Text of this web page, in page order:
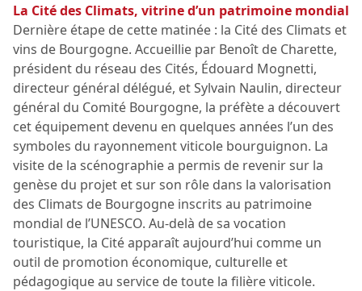
La Cité des Climats, vitrine d’un patrimoine mondial
Dernière étape de cette matinée : la Cité des Climats et
vins de Bourgogne. Accueillie par Benoît de Charette,
président du réseau des Cités, Édouard Mognetti,
directeur général délégué, et Sylvain Naulin, directeur
général du Comité Bourgogne, la préfète a découvert
cet équipement devenu en quelques années l’un des
symboles du rayonnement viticole bourguignon. La
visite de la scénographie a permis de revenir sur la
genèse du projet et sur son rôle dans la valorisation
des Climats de Bourgogne inscrits au patrimoine
mondial de l’UNESCO. Au-delà de sa vocation
touristique, la Cité apparaît aujourd’hui comme un
outil de promotion économique, culturelle et
pédagogique au service de toute la filière viticole.